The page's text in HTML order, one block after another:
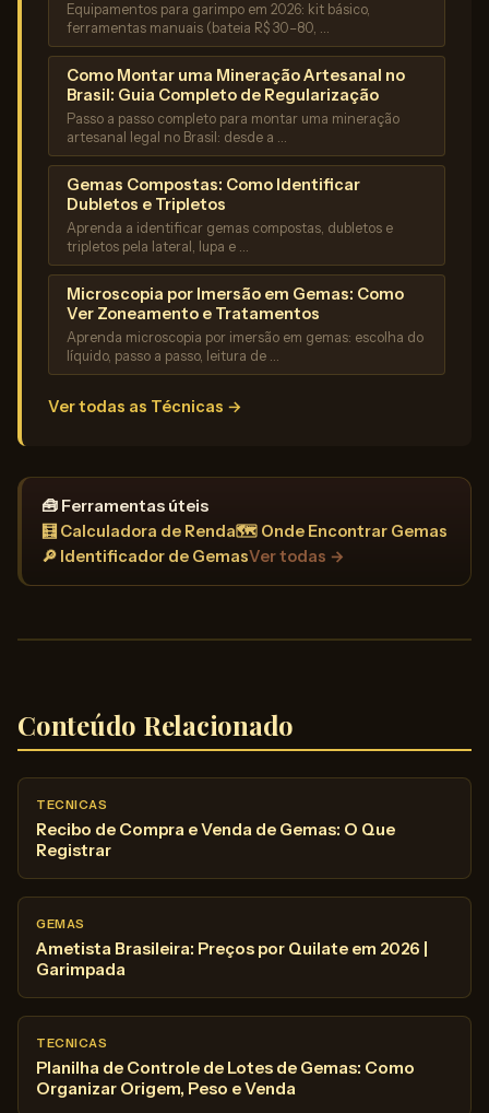
Equipamentos para garimpo em 2026: kit básico,
ferramentas manuais (bateia R$ 30–80, …
Como Montar uma Mineração Artesanal no
Brasil: Guia Completo de Regularização
Passo a passo completo para montar uma mineração
artesanal legal no Brasil: desde a …
Gemas Compostas: Como Identificar
Dubletos e Tripletos
Aprenda a identificar gemas compostas, dubletos e
tripletos pela lateral, lupa e …
Microscopia por Imersão em Gemas: Como
Ver Zoneamento e Tratamentos
Aprenda microscopia por imersão em gemas: escolha do
líquido, passo a passo, leitura de …
Ver todas as Técnicas →
🧰 Ferramentas úteis
🧮 Calculadora de Renda🗺️ Onde Encontrar Gemas
🔎 Identificador de GemasVer todas →
Conteúdo Relacionado
TECNICAS
Recibo de Compra e Venda de Gemas: O Que
Registrar
GEMAS
Ametista Brasileira: Preços por Quilate em 2026 |
Garimpada
TECNICAS
Planilha de Controle de Lotes de Gemas: Como
Organizar Origem, Peso e Venda